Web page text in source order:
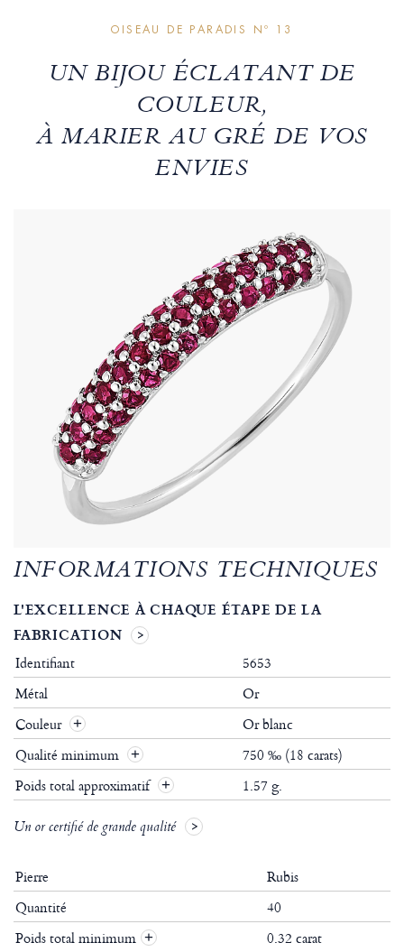
OISEAU DE PARADIS Nº 13
UN BIJOU ÉCLATANT DE
COULEUR,
À MARIER AU GRÉ DE VOS
ENVIES
INFORMATIONS TECHNIQUES
L'EXCELLENCE À CHAQUE ÉTAPE DE LA
FABRICATION
Identifiant
5653
Métal
Or
Couleur
Or blanc
Qualité minimum
750 ‰ (18 carats)
Poids total approximatif
1.57 g.
Un or certifié de grande qualité
Pierre
Rubis
Quantité
40
Poids total minimum + 0.32 carat